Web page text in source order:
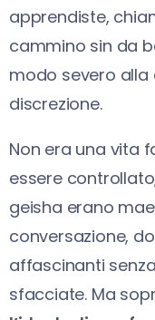
apprendiste,
cammino sin da
modo severo alla
discrezione.
Non era una vita
essere
geisha erano
conversazione,
affascinanti
sfacciate. Ma